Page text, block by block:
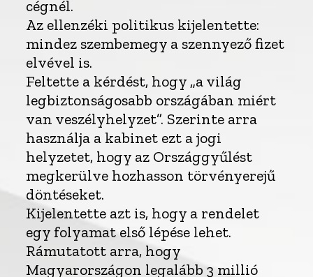
cégnél.
Az ellenzéki politikus kijelentette:
mindez szembemegy a szennyező fizet
elvével is.
Feltette a kérdést, hogy „a világ
legbiztonságosabb országában miért
van veszélyhelyzet”. Szerinte arra
használja a kabinet ezt a jogi
helyzetet, hogy az Országgyűlést
megkerülve hozhasson törvényerejű
döntéseket.
Kijelentette azt is, hogy a rendelet
egy folyamat első lépése lehet.
Rámutatott arra, hogy
Magyarországon legalább 3 millió